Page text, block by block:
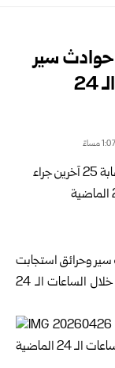
جراء حوادث سير
وحرائق في سوريا خلال الساعات الـ 24
حوادث سير وحرائق استجابت
، خلال الساعات الـ 24